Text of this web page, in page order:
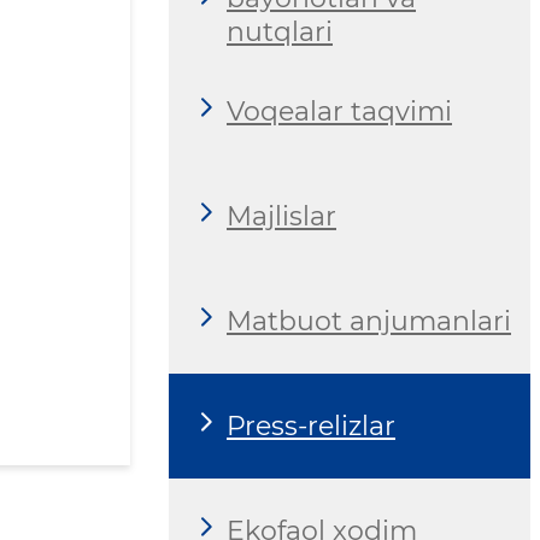
nutqlari
Voqealar taqvimi
Majlislar
Matbuot anjumanlari
Press-relizlar
Ekofaol xodim